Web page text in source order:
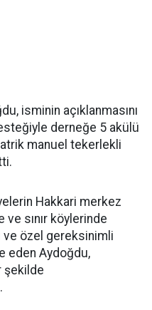
isminin açıklanmasını
derneğe 5 akülü
manuel tekerlekli
Hakkari merkez
sınır köylerinde
ve özel gereksinimli
eden Aydoğdu,
şekilde